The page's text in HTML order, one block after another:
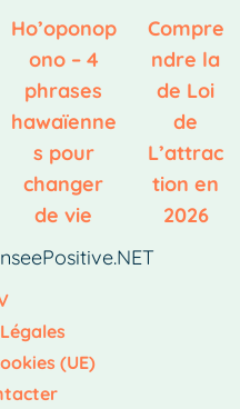
Ho’oponop
ono – 4
phrases
hawaïenne
s pour
changer
de vie
Compre
ndre la
de Loi
de
L’attrac
tion en
2026
(UE)